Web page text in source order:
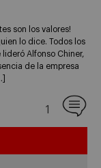
son los valores!
lo dice. Todos los
Alfonso Chiner,
de la empresa
1